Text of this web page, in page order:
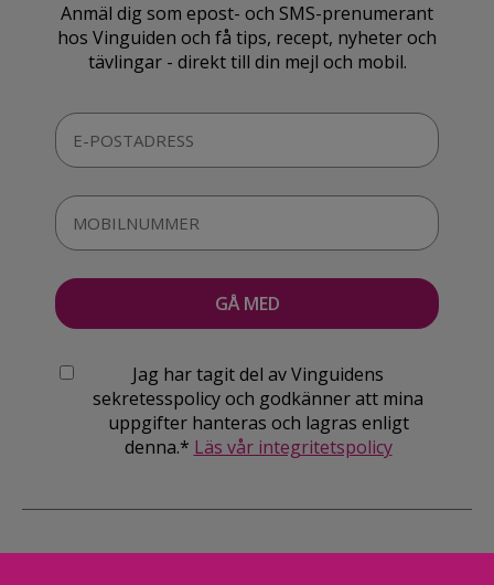
Anmäl dig som epost- och SMS-prenumerant
hos Vinguiden och få tips, recept, nyheter och
tävlingar - direkt till din mejl och mobil.
Jag har tagit del av Vinguidens
sekretesspolicy och godkänner att mina
uppgifter hanteras och lagras enligt
denna.* Läs vår integritetspolicy